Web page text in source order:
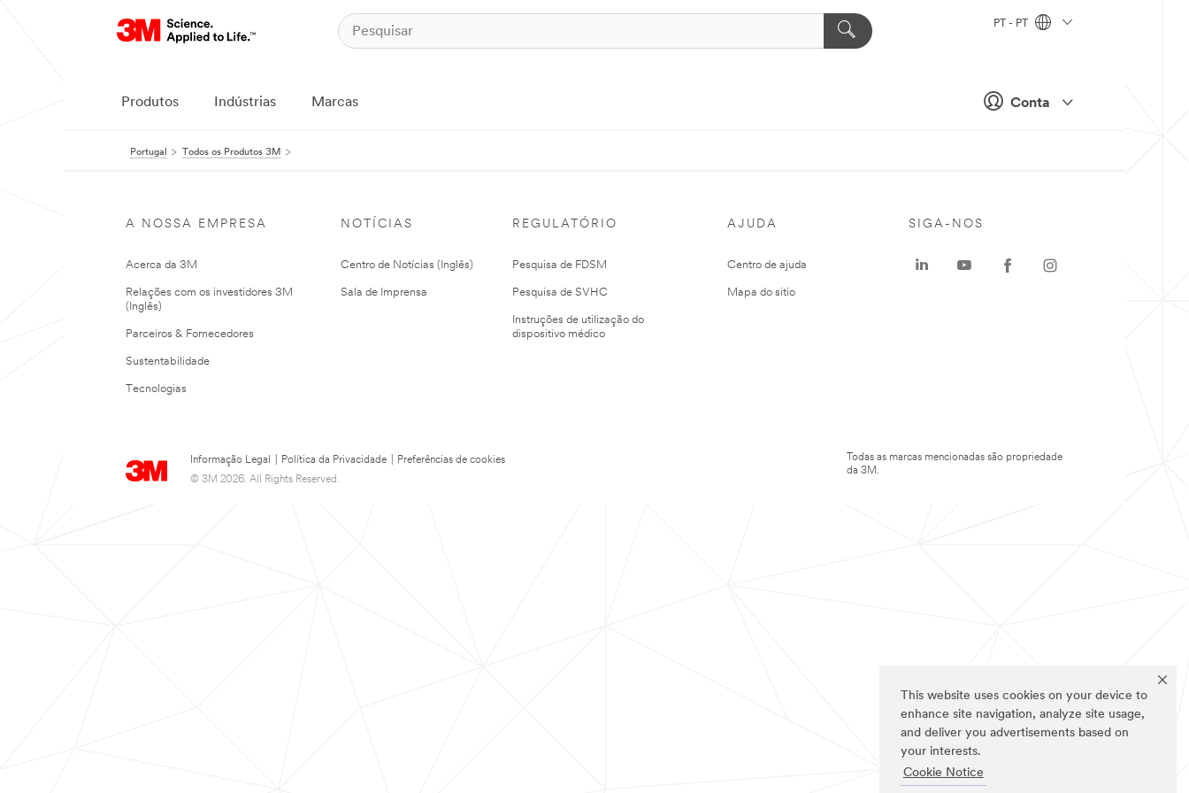
This website uses cookies on your device to
enhance site navigation, analyze site usage,
and deliver you advertisements based on
your interests.
Cookie Notice
Conta
PT - PT
Produtos Indústrias Marcas
Portugal Todos os Produtos 3M
A NOSSA EMPRESA
Acerca da 3M
Relações com os investidores 3M
(Inglês)
Parceiros & Fornecedores
Sustentabilidade
Tecnologias
NOTÍCIAS
Centro de Notícias (Inglês)
Sala de Imprensa
REGULATÓRIO
Pesquisa de FDSM
Pesquisa de SVHC
Instruções de utilização do
dispositivo médico
AJUDA
Centro de ajuda
Mapa do sitio
Informação Legal Política da Privacidade
Preferências de cookies
© 3M 2026. All Rights Reserved.
SIGA-NOS
Todas as marcas mencionadas são propriedade
da 3M.